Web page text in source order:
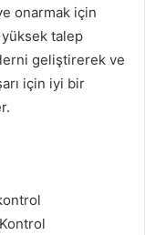
onarmak için
talep
geliştirerek ve
için iyi bir